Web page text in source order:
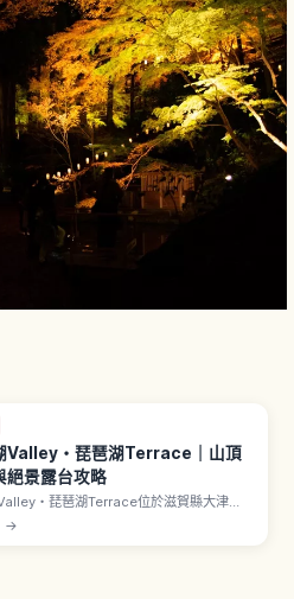
Valley・琵琶湖Terrace｜山頂
絕景露台攻略
・琵琶湖Terrace位於滋賀縣大津
跨打見山〜蓬萊山的山岳度假村。山頂纜
鐘（每秒12公尺）。象徵設施包括The
→